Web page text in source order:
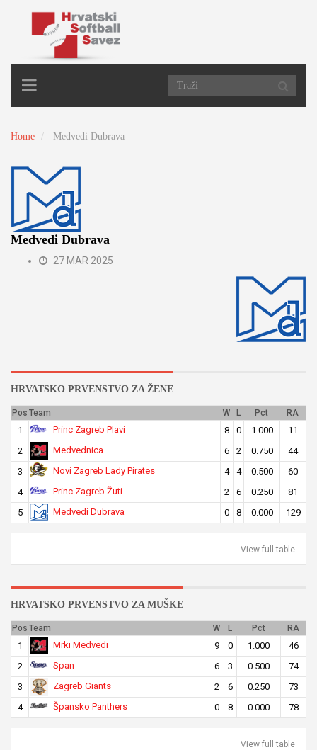
TOGGLE
Home Medvedi Dubrava
Medvedi Dubrava
27 MAR 2025
HRVATSKO PRVENSTVO ZA ŽENE
Pos Team W L Pct RA
1 Princ Zagreb Plavi 8 0 1.000
11
2
Medvednica 6 2 0.750
44
3
Novi Zagreb Lady Pirates 4 4 0.500
60
4
Princ Zagreb Žuti 2 6 0.250
81
5
Medvedi Dubrava 0 8 0.000 129
View full table
HRVATSKO PRVENSTVO ZA MUŠKE
Pos Team W L Pct RA
1 Mrki Medvedi 9 0 1.000
46
2
Span 6 3 0.500
74
3
Zagreb Giants 2 6 0.250
73
4
Špansko Panthers 0 8 0.000 78
View full table